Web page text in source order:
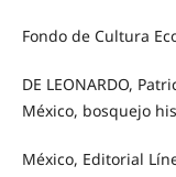
Fondo de Cultura
DE LEONARDO,
México, bosquejo
México, Editorial